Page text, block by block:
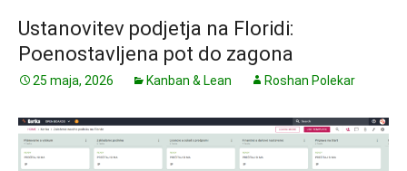
Ustanovitev podjetja na Floridi:
Poenostavljena pot do zagona
25 maja, 2026 Kanban & Lean Roshan Polekar